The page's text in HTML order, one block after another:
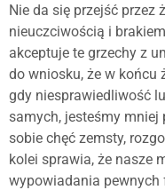
Nie da się przejść przez
nieuczciwością i
akceptuje te grzechy z
do wniosku, że w końcu
gdy niesprawiedliwość
samych, jesteśmy mniej
sobie chęć zemsty,
kolei sprawia, że nasze
wypowiadania pewnych